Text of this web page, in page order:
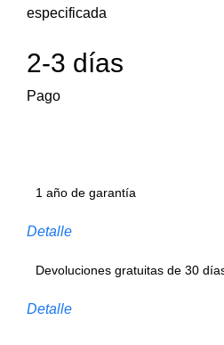
especificada
2-3 días
Pago
1 año de garantía
Detalle
Devoluciones gratuitas de 30
Detalle